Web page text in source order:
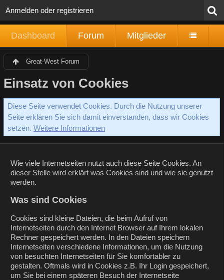
Anmelden oder registrieren
Dashboard Forum Mitglieder
Great-West Forum
Einsatz von Cookies
Diese Seite verwendet Cookies. Durch die Nutzung unserer
Seite erklären Sie sich damit einverstanden, dass wir Cookies
setzen. Weitere Informationen
Wie viele Internetseiten nutzt auch diese Seite Cookies. An
dieser Stelle wird erklärt was Cookies sind und wie sie genutzt
werden.
Was sind Cookies
Cookies sind kleine Dateien, die beim Aufruf von
Internetseiten durch den Internet Browser auf Ihrem lokalen
Rechner gespeichert werden. In den Dateien speichern
Internetseiten verschiedene Informationen, um die Nutzung
von besuchten Internetseiten für Sie komfortabler zu
gestalten. Oftmals wird in Cookies z.B. Ihr Login gespeichert,
um Sie bei einem späteren Besuch der Internetseite